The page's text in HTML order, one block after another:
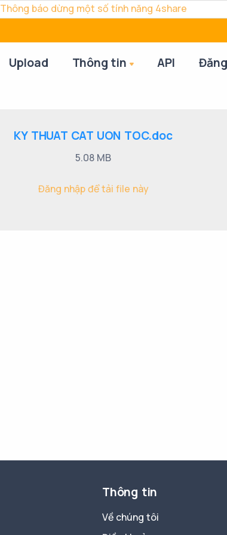
Thông báo dừng một số tính năng 4share
Upload Thông tin API
KY THUAT CAT UON TOC.doc
5.08 MB
Đăng nhập để tải file này
Thông tin
Về chúng tôi